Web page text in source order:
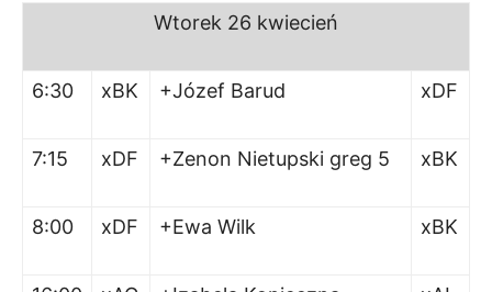
Wtorek 26 kwiecień
6:30 xBK +Józef Barud xDF
7:15 xDF +Zenon Nietupski greg 5 xBK
8:00 xDF +Ewa Wilk xBK